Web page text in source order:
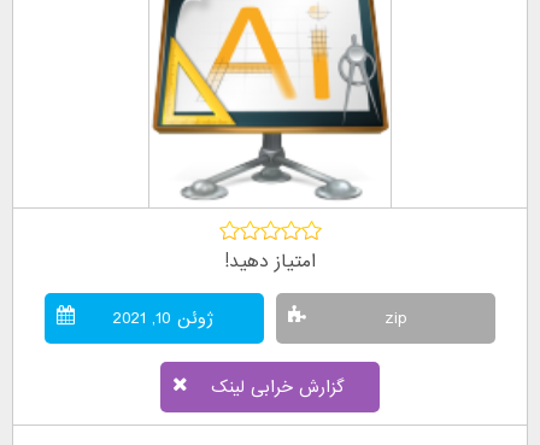
امتیاز دهید!
zip ژوئن 10, 2021
گزارش خرابی لینک